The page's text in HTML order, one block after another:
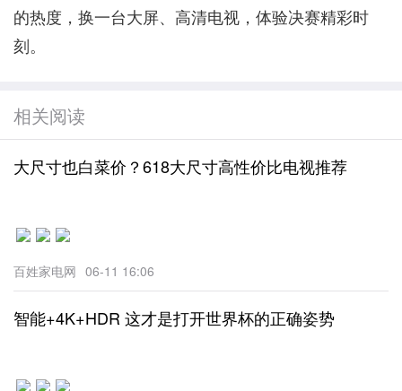
的热度，换一台大屏、高清电视，体验决赛精彩时
刻。
相关阅读
大尺寸也白菜价？618大尺寸高性价比电视推荐
百姓家电网 06-11 16:06
智能+4K+HDR 这才是打开世界杯的正确姿势